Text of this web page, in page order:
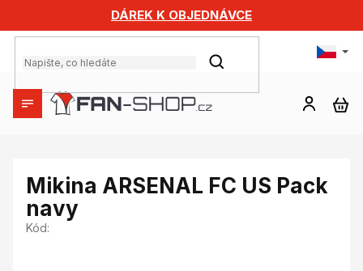
obsah
DÁREK K OBJEDNÁVCE
HLEDAT
Mikina ARSENAL FC US Pack
navy
Kód: